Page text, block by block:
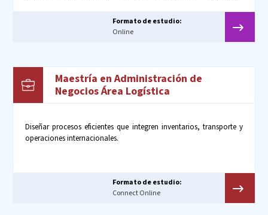
Formato de estudio:
Online
Maestría en Administración de
Negocios Área Logística
Diseñar procesos eficientes que integren inventarios, transporte y
operaciones internacionales.
Formato de estudio:
Connect Online